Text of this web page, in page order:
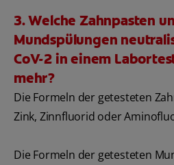
3. Welche Zahnpasten
Mundspülungen
CoV-2 in einem
mehr?
Die Formeln der getesteten
Zink, Zinnfluorid oder
Die Formeln der getesteten